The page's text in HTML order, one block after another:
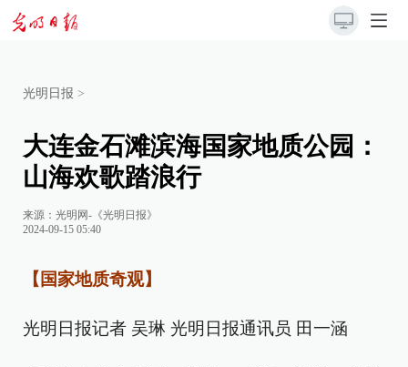
光明日报 >
大连金石滩滨海国家地质公园：
山海欢歌踏浪行
来源： 光明网-《光明日报》
2024-09-15 05:40
【国家地质奇观】
光明日报记者 吴琳 光明日报通讯员 田一涵